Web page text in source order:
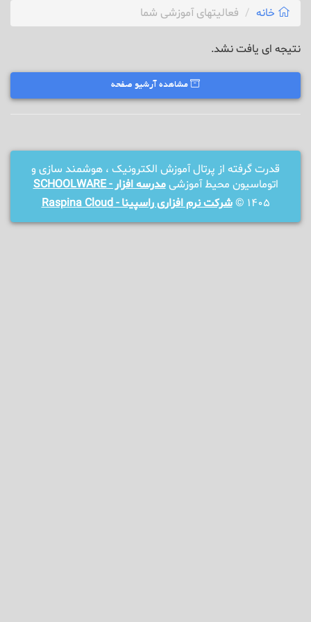
خانه فعالیتهای آموزشی شما
نتیجه ای یافت نشد.
مشاهده آرشیو صفحه
قدرت گرفته از پرتال آموزش الکترونیک ، هوشمند سازی و
اتوماسیون محیط آموزشیمدرسه افزار - SCHOOLWARE
1405 ©
شرکت نرم افزاری راسپینا - Raspina Cloud